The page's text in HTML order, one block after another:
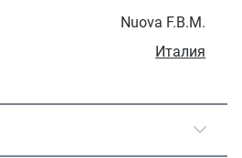
Nuova F.B.M.
Италия